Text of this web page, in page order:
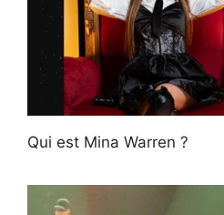
Qui est Mina Warren ?